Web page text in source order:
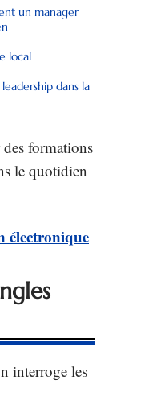
un manager
local
dans la
des formations
le quotidien
électronique
interroge les